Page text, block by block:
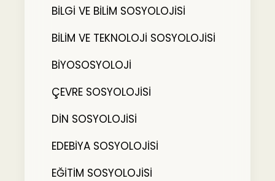
BİLGİ VE BİLİM SOSYOLOJİSİ
BİLİM VE TEKNOLOJİ SOSYOLOJİSİ
BİYOSOSYOLOJİ
ÇEVRE SOSYOLOJİSİ
DİN SOSYOLOJİSİ
EDEBİYA SOSYOLOJİSİ
EĞİTİM SOSYOLOJİSİ